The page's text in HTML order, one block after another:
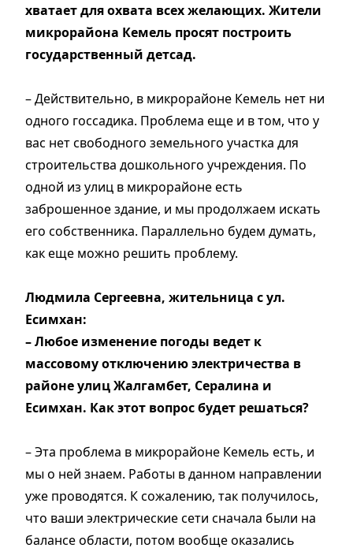
хватает для охвата всех желающих. Жители
микрорайона Кемель просят построить
государственный детсад.
– Действительно, в микрорайоне Кемель нет ни
одного госсадика. Проблема еще и в том, что у
вас нет свободного земельного участка для
строительства дошкольного учреждения. По
одной из улиц в микрорайоне есть
заброшенное здание, и мы продолжаем искать
его собственника. Параллельно будем думать,
как еще можно решить проблему.
Людмила Сергеевна, жительница с ул.
Есимхан:
– Любое изменение погоды ведет к
массовому отключению электричества в
районе улиц Жалгамбет, Сералина и
Есимхан. Как этот вопрос будет решаться?
– Эта проблема в микрорайоне Кемель есть, и
мы о ней знаем. Работы в данном направлении
уже проводятся. К сожалению, так получилось,
что ваши электрические сети сначала были на
балансе области, потом вообще оказались